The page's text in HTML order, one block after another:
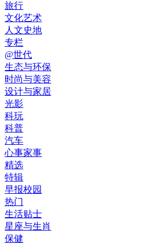
旅行
文化艺术
人文史地
专栏
@世代
生态与环保
时尚与美容
设计与家居
光影
科玩
科普
汽车
心事家事
精选
特辑
早报校园
热门
生活贴士
星座与生肖
保健